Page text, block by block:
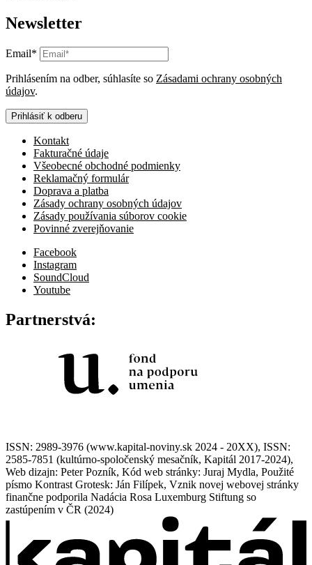
Newsletter
Email*
Prihlásením na odber, súhlasíte so Zásadami ochrany osobných
údajov.
Prihlásiť k odberu
Kontakt
Fakturačné údaje
Všeobecné obchodné podmienky
Reklamačný formulár
Doprava a platba
Zásady ochrany osobných údajov
Zásady používania súborov cookie
Povinné zverejňovanie
Facebook
Instagram
SoundCloud
Youtube
Partnerstvá:
ISSN: 2989-3976 (www.kapital-noviny.sk 2024 - 20XX), ISSN:
2585-7851 (kultúrno-spoločenský mesačník, Kapitál 2017-2024),
Web dizajn: Peter Pozník, Kód web stránky: Juraj Mydla, Použité
písmo Kontrast Grotesk: Ján Filípek, Vznik novej webovej stránky
finančne podporila Nadácia Rosa Luxemburg Stiftung so
zastúpením v ČR (2024)